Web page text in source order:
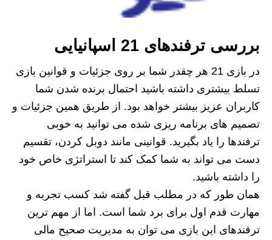
بررسی ترفندهای 21 اسپانیایی
در بازی 21 هر چقدر شما بر روی جزئیات و قوانین بازی
تسلط بیشتری داشته باشید احتمال برنده شدن شما
کاربران عزیز بیشتر خواهد بود. از طریق همین جزئیات و
تصمیم های برنامه ریزی شده می توانید به خوبی
ترفندها را یاد بگیرید. قوانینی مانند دوبل کردن، تقسیم
دست می تواند به شما کمک کند تا استراتژی خاص خود
را داشته باشید.
همان طور که در مطلب قبل گفته شد کسب تجربه و
مهارت قدم اول برای برد شما است. اما از مهم ترین
ترفندهای این بازی می توان به مدیریت صحیح مالی